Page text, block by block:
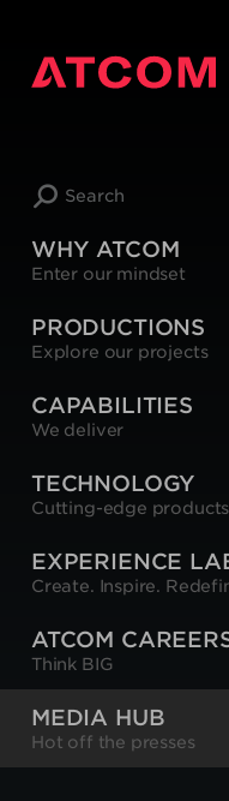
Search
WHY ATCOM
Enter our mindset
PRODUCTIONS
Explore our projects
CAPABILITIES
We deliver
TECHNOLOGY
Cutting-edge products
EXPERIENCE
Create. Inspire.
ATCOM
Think BIG
MEDIA HUB
Hot off the presses